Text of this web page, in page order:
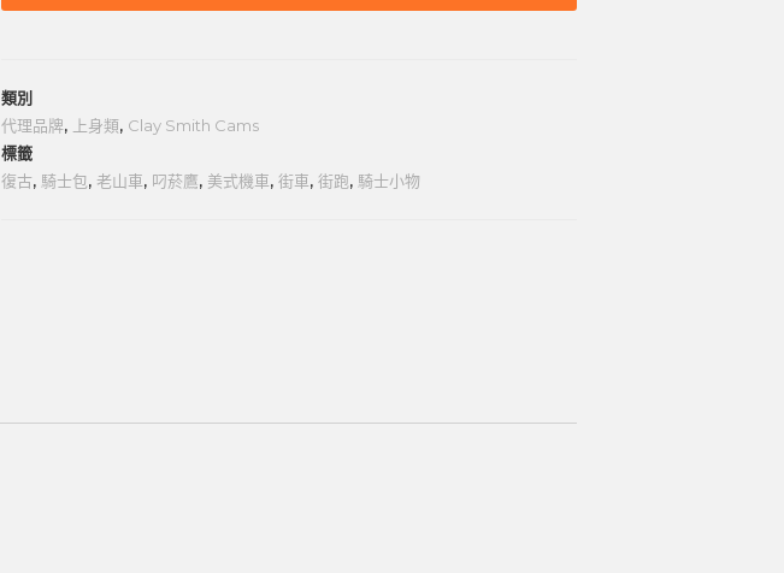
類別
代理品牌, 上身類, Clay Smith Cams
標籤
復古, 騎士包, 老山車, 叼菸鷹, 美式機車,街車,街跑, 騎士小物